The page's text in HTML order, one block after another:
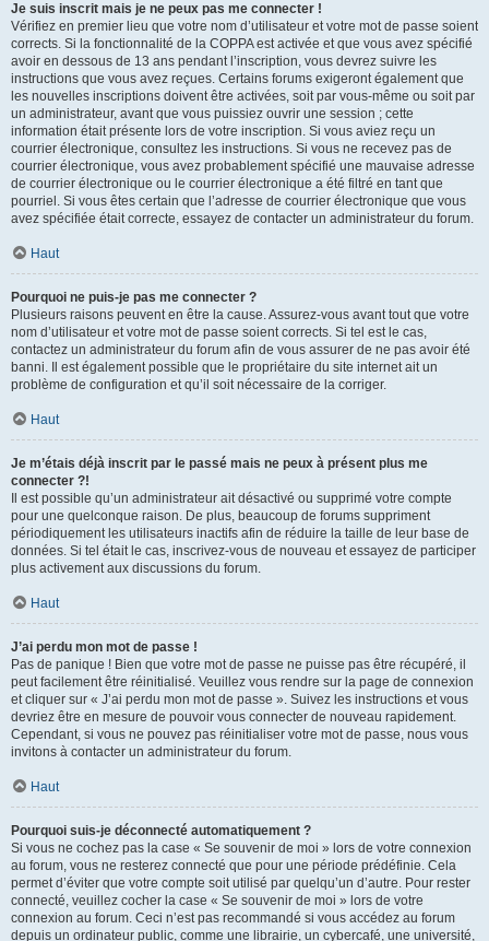
Je suis inscrit mais je ne peux pas me connecter !
Vérifiez en premier lieu que votre nom d’utilisateur et votre mot de passe soient
corrects. Si la fonctionnalité de la COPPA est activée et que vous avez spécifié
avoir en dessous de 13 ans pendant l’inscription, vous devrez suivre les
instructions que vous avez reçues. Certains forums exigeront également que
les nouvelles inscriptions doivent être activées, soit par vous-même ou soit par
un administrateur, avant que vous puissiez ouvrir une session ; cette
information était présente lors de votre inscription. Si vous aviez reçu un
courrier électronique, consultez les instructions. Si vous ne recevez pas de
courrier électronique, vous avez probablement spécifié une mauvaise adresse
de courrier électronique ou le courrier électronique a été filtré en tant que
pourriel. Si vous êtes certain que l’adresse de courrier électronique que vous
avez spécifiée était correcte, essayez de contacter un administrateur du forum.
Haut
Pourquoi ne puis-je pas me connecter ?
Plusieurs raisons peuvent en être la cause. Assurez-vous avant tout que votre
nom d’utilisateur et votre mot de passe soient corrects. Si tel est le cas,
contactez un administrateur du forum afin de vous assurer de ne pas avoir été
banni. Il est également possible que le propriétaire du site internet ait un
problème de configuration et qu’il soit nécessaire de la corriger.
Haut
Je m’étais déjà inscrit par le passé mais ne peux à présent plus me
connecter ?!
Il est possible qu’un administrateur ait désactivé ou supprimé votre compte
pour une quelconque raison. De plus, beaucoup de forums suppriment
périodiquement les utilisateurs inactifs afin de réduire la taille de leur base de
données. Si tel était le cas, inscrivez-vous de nouveau et essayez de participer
plus activement aux discussions du forum.
Haut
J’ai perdu mon mot de passe !
Pas de panique ! Bien que votre mot de passe ne puisse pas être récupéré, il
peut facilement être réinitialisé. Veuillez vous rendre sur la page de connexion
et cliquer sur « J’ai perdu mon mot de passe ». Suivez les instructions et vous
devriez être en mesure de pouvoir vous connecter de nouveau rapidement.
Cependant, si vous ne pouvez pas réinitialiser votre mot de passe, nous vous
invitons à contacter un administrateur du forum.
Haut
Pourquoi suis-je déconnecté automatiquement ?
Si vous ne cochez pas la case « Se souvenir de moi » lors de votre connexion
au forum, vous ne resterez connecté que pour une période prédéfinie. Cela
permet d’éviter que votre compte soit utilisé par quelqu’un d’autre. Pour rester
connecté, veuillez cocher la case « Se souvenir de moi » lors de votre
connexion au forum. Ceci n’est pas recommandé si vous accédez au forum
depuis un ordinateur public, comme une librairie, un cybercafé, une université,